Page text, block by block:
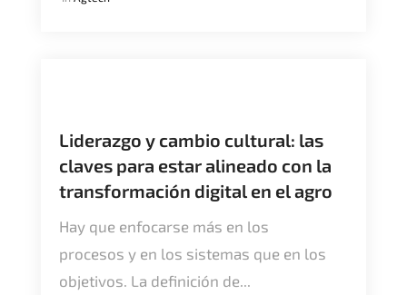
Liderazgo y cambio cultural: las
claves para estar alineado con la
transformación digital en el agro
Hay que enfocarse más en los
procesos y en los sistemas que en los
objetivos. La definición de...